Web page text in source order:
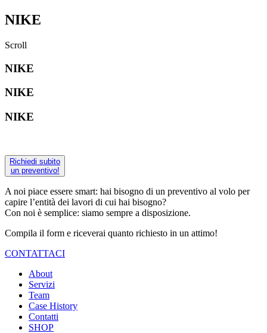
NIKE
Scroll
NIKE
NIKE
NIKE
Richiedi subito
un preventivo!
A noi piace essere smart: hai bisogno di un preventivo al volo per
capire l’entità dei lavori di cui hai bisogno?
Con noi è semplice: siamo sempre a disposizione.
Compila il form e riceverai quanto richiesto in un attimo!
CONTATTACI
About
Servizi
Team
Case History
Contatti
SHOP